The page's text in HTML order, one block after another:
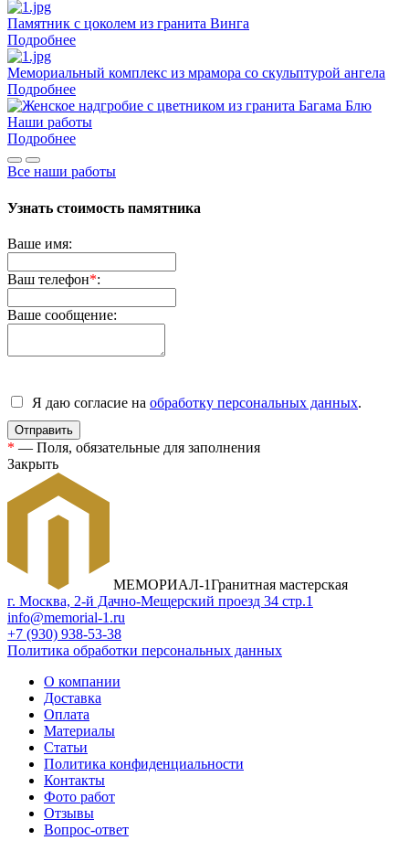
Памятник с цоколем из гранита Винга
Подробнее
Мемориальный комплекс из мрамора со скульптурой ангела
Подробнее
Наши работы
Подробнее
Все наши работы
Узнать стоимость памятника
Ваше имя:
Ваш телефон*:
Ваше сообщение:
Я даю согласие на обработку персональных данных.
* — Поля, обязательные для заполнения
Закрыть
МЕМОРИАЛ-1Гранитная мастерская
г. Москва, 2-й Дачно-Мещерский проезд 34 стр.1
info@memorial-1.ru
+7 (930) 938-53-38
Политика обработки персональных данных
О компании
Доставка
Оплата
Материалы
Статьи
Политика конфиденциальности
Контакты
Фото работ
Отзывы
Вопрос-ответ